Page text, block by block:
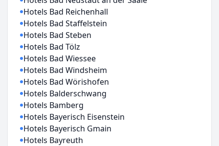
Hotels Bad Reichenhall
Hotels Bad Staffelstein
Hotels Bad Steben
Hotels Bad Tölz
Hotels Bad Wiessee
Hotels Bad Windsheim
Hotels Bad Wörishofen
Hotels Balderschwang
Hotels Bamberg
Hotels Bayerisch Eisenstein
Hotels Bayerisch Gmain
Hotels Bayreuth